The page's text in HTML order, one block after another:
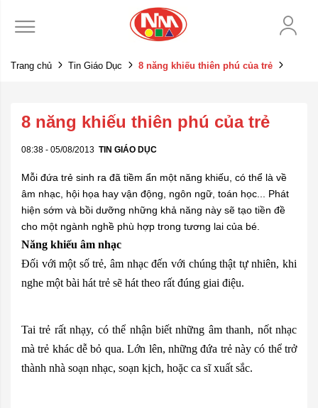
Trang chủ Tin Giáo Dục 8 năng khiếu thiên phú của trẻ
8 năng khiếu thiên phú của trẻ
08:38 - 05/08/2013 TIN GIÁO DỤC
Mỗi đứa trẻ sinh ra đã tiềm ẩn một năng khiếu, có thể là về
âm nhạc, hội họa hay vận động, ngôn ngữ, toán học... Phát
hiện sớm và bồi dưỡng những khả năng này sẽ tạo tiền đề
cho một ngành nghề phù hợp trong tương lai của bé.
Năng khiếu âm nhạc
Đối với một số trẻ, âm nhạc đến với chúng thật tự nhiên, khi
nghe một bài hát trẻ sẽ hát theo rất đúng giai điệu.
Tai trẻ rất nhạy, có thể nhận biết những âm thanh, nốt nhạc
mà trẻ khác dễ bỏ qua. Lớn lên, những đứa trẻ này có thể trở
thành nhà soạn nhạc, soạn kịch, hoặc ca sĩ xuất sắc.